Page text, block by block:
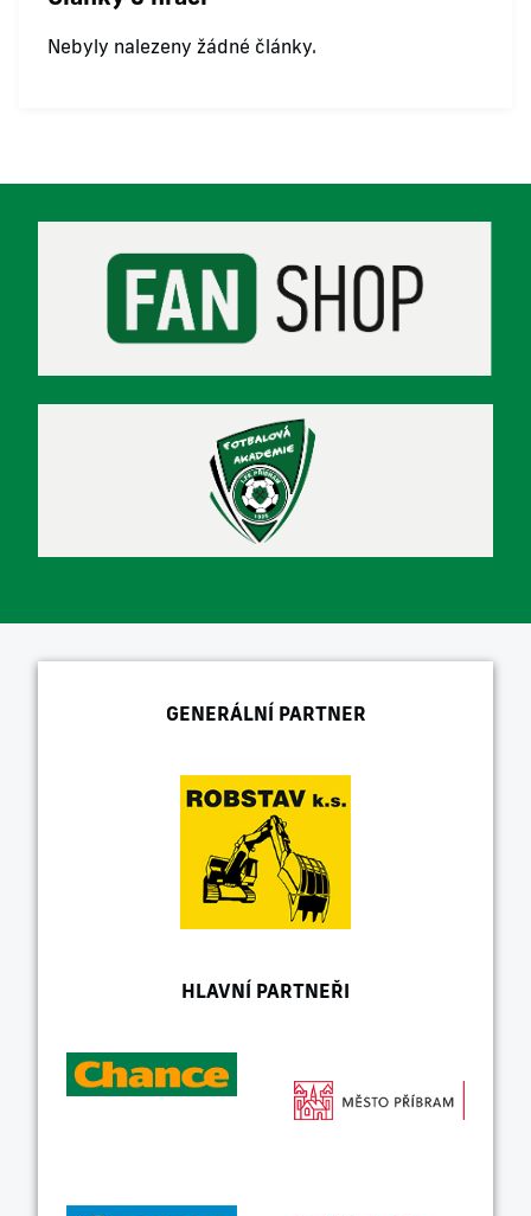
Nebyly nalezeny žádné články.
GENERÁLNÍ PARTNER
HLAVNÍ PARTNEŘI